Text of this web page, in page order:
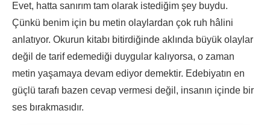
Evet, hatta sanırım tam olarak istediğim şey buydu.
Çünkü benim için bu metin olaylardan çok ruh hâlini
anlatıyor. Okurun kitabı bitirdiğinde aklında büyük olaylar
değil de tarif edemediği duygular kalıyorsa, o zaman
metin yaşamaya devam ediyor demektir. Edebiyatın en
güçlü tarafı bazen cevap vermesi değil, insanın içinde bir
ses bırakmasıdır.